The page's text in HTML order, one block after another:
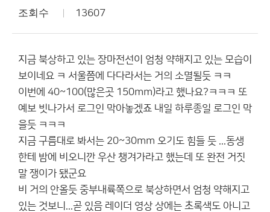
조회수 13607
지금 북상하고 있는 장마전선이 엄청 약해지고 있는 모습이
보이네요 ㅋ 서울쯤에 다다라서는 거의 소멸될듯 ㅋㅋ
이번에 40~100(많은곳 150mm)라고 했나요?ㅋㅋㅋ 또
예보 빗나가서 로그인 막아놓겠죠 내일 하루종일 로그인 막
을듯 ㅋㅋㅋ
지금 구름대로 봐서는 20~30mm 오기도 힘들 듯 ...동생
한테 밤에 비오니깐 우산 챙겨가라고 했는데 또 완전 거짓
말 쟁이가 됐군요
비 거의 안올듯 중부내륙쪽으로 북상하면서 엄청 약해지고
있는 것보니...곧 있음 레이더 영상 상에는 초록색도 아니고